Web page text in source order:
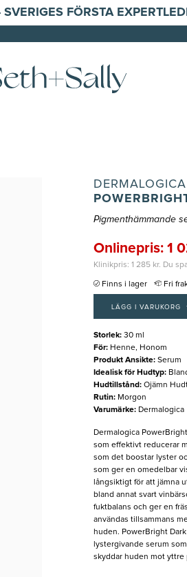
FÖRSTA
DERMALOGICA
Pigmenthämmande
Onlinepris: 1
Klinikpris: 1 285 kr. Du
Finns i lager Fri
LÄGG I VARUKORG
Storlek: 30 ml
För: Henne, Honom
Produkt Ansikte: Serum
Idealisk för Hudtyp:
Hudtillstånd: Ojämn
Rutin: Morgon
Varumärke: Dermalogica
Dermalogica
som effektivt reducerar
som det boostar lyster
som ger en omedelbar
långsiktigt för att jämna
bland annat svart
fuktbalans och ger en
användas tillsammans
huden. PowerBright
lystergivande serum
skyddar huden mot yttre